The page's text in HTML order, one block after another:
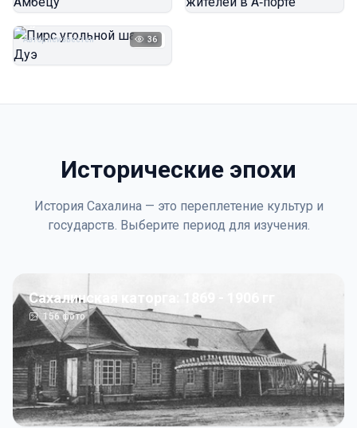
1923
Пирс угольной шахты
Автор неизвестен 36
Исторические эпохи
История Сахалина — это переплетение культур и
государств. Выберите период для изучения.
Сахалинская каторга: 1869 - 1906 гг
156фото